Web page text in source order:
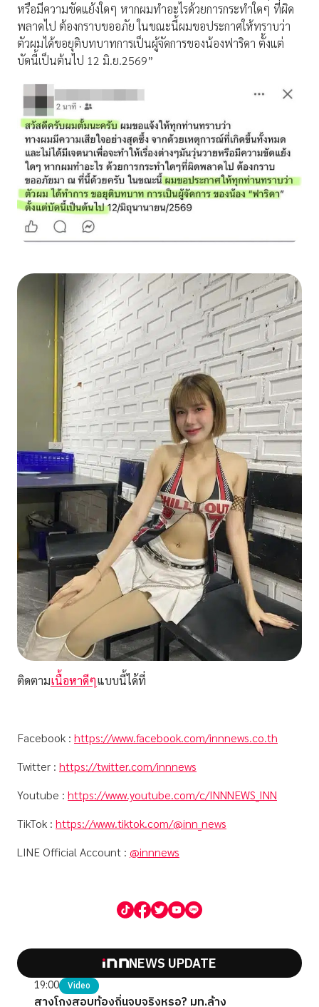
หรือมีความขัดแย้งใดๆ หากผมทำอะไรด้วยการกระทำใดๆ ที่ผิด
พลาดไป ต้องกราบขออภัย ในขณะนี้ผมขอประกาศให้ทราบว่า
ตัวผมได้ขอยุติบทบาทการเป็นผู้จัดการของน้องฟาริดา ตั้งแต่
บัดนี้เป็นต้นไป 12 มิ.ย.2569”
ติดตามเนื้อหาดีๆแบบนี้ได้ที่
Facebook : https://www.facebook.com/innnews.co.th
Twitter : https://twitter.com/innnews
Youtube : https://www.youtube.com/c/INNNEWS_INN
TikTok : https://www.tiktok.com/@inn_news
LINE Official Account : @innnews
NEWS UPDATE
19:00 Video
สางโกงสอบท้องถิ่นจบจริงหรอ? มท.ล้าง